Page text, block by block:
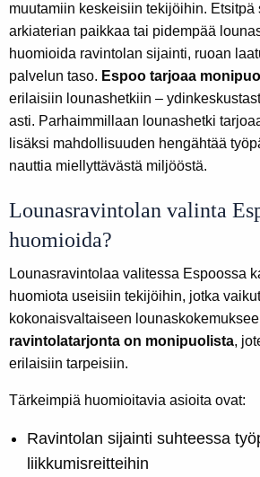
muutamiin keskeisiin tekijöihin. Etsitpä
arkiaterian paikkaa tai pidempää
huomioida ravintolan sijainti, ruoan
palvelun taso. Espoo tarjoaa
erilaisiin lounashetkiin –
asti. Parhaimmillaan lounashetki
lisäksi mahdollisuuden hengähtää
nauttia miellyttävästä miljööstä.
Lounasravintolan valinta
huomioida?
Lounasravintolaa valitessa Espoossa
huomiota useisiin tekijöihin, jotka
kokonaisvaltaiseen
ravintolatarjonta on monipuolista,
erilaisiin tarpeisiin.
Tärkeimpiä huomioitavia asioita ovat:
Ravintolan sijainti suhteessa
liikkumisreitteihin